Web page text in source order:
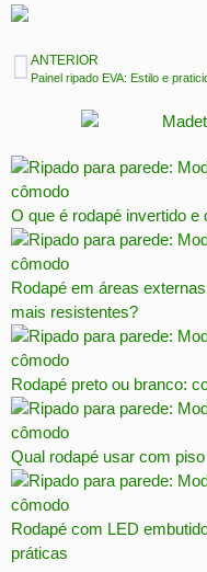
ANTERIOR
O que é rodapé invertido
Rodapé em áreas
mais resistentes?
Rodapé preto ou branco:
Qual rodapé usar com
Rodapé com LED
práticas